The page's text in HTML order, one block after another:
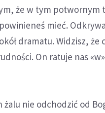
że w tym potwornym
mieć.
dramatu. Widzisz, że
On ratuje nas
żalu nie odchodzić od